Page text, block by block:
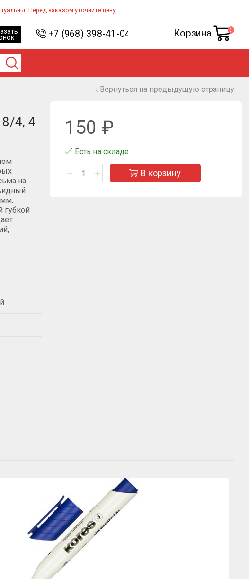
Перед заказом уточните цену.
+7 (968) 398-41-04 Корзина 0
Вернуться на предыдущую страницу
4, 4
на
мм.
губкой
150 ₽
Есть на складе
В корзину